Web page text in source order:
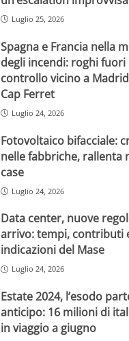
Luglio 25, 2026
Spagna e Francia nella
degli incendi: roghi fuori
controllo vicino a
Cap Ferret
Luglio 24, 2026
Fotovoltaico bifacciale:
nelle fabbriche, rallenta
case
Luglio 24, 2026
Data center, nuove
arrivo: tempi, contributi
indicazioni del Mase
Luglio 24, 2026
Estate 2024, l’esodo
anticipo: 16 milioni di
in viaggio a giugno